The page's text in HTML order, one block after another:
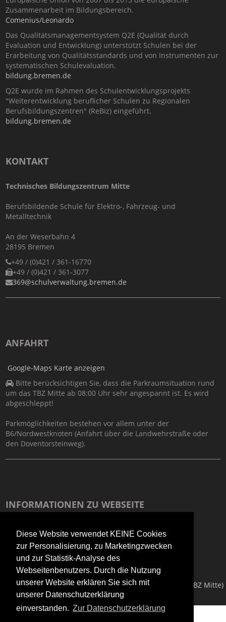
Diese Website verwendet KEINE Cookies
zur Personalisierung, zu Marketingzwecken
und zur Statistik-Analyse des
Webseitenbenutzers. Durch die Nutzung
unserer Website erklären Sie sich mit
unserer Datenschutzerklärung
einverstanden. Zur Datenschutzerklärung
Zusammenarbeit im Bildungsbereich.
Comenius/Leonardo
Das Qualitätsmanagementsystem Q2E (Qualität durch
Evaluation und Entwicklung) unterstützt Schulen bei der
Erarbeitung von Qualitätsstandards und von Instrumenten zur
systematischen Schulevaluation.
bildung.bremen.de
Q2E wurde im Rahmen des Schulentwicklungsprojekts
"Weiterentwicklung beruflicher Schulen zu Regionalen
Berufsbildungszentren" (ReBiz) eingeführt.
bildung.bremen.de
KONTAKT
Technisches Bildungszentrum Mitte
Berufsbildende Schule für Elektro-, Fahrzeug- und
Metalltechnik
An der Weserbahn 4
28195 Bremen
+49 / (0)421 / 361-16770
+49 / (0)421 / 361-3077
369@schulverwaltung.bremen.de
ANFAHRT
Google-Maps Karte anzeigen
Bitte berücksichtigen Sie, dass die Parkraumsituation rund
um das TBZ Mitte ab 08:00 Uhr sehr angespannt ist. Es wird
abgeschleppt!
Parkmöglichkeiten bestehen vor allem unter der
B6/Nordwestknoten (Anfahrt über die Landwehrstraße oder
den Doventorsteinweg).
INFORMATIONEN ZU WEBSEITE
Impressum
Datenschutzerkärung
Informationen zur Barrierefreiheit
Copyright © 2026Technisches Bildungszentrum Mitte (TBZ Mitte)